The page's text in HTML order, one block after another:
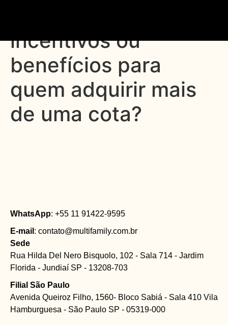
incentivos ou
benefícios para
quem adquirir mais
de uma cota?
WhatsApp: +55 11 91422-9595
E-mail : contato@multifamily.com.br
Sede
Rua Hilda Del Nero Bisquolo, 102 - Sala 714 - Jardim
Florida - Jundiaí SP - 13208-703
Filial São Paulo
Avenida Queiroz Filho, 1560- Bloco Sabiá - Sala 410 Vila
Hamburguesa - São Paulo SP - 05319-000